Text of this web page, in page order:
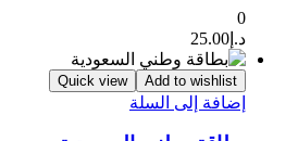
0
د.إ 25.00
Add to wishlist
Quick view
إضافة إلى السلة